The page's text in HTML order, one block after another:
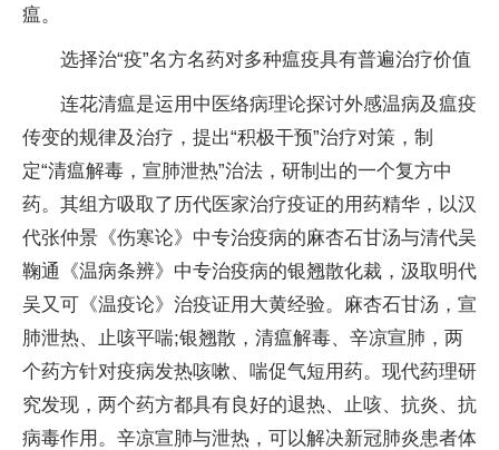
瘟。
选择治“疫”名方名药对多种瘟疫具有普遍治疗价值
连花清瘟是运用中医络病理论探讨外感温病及瘟疫
传变的规律及治疗，提出“积极干预”治疗对策，制
定“清瘟解毒，宣肺泄热”治法，研制出的一个复方中
药。其组方吸取了历代医家治疗疫证的用药精华，以汉
代张仲景《伤寒论》中专治疫病的麻杏石甘汤与清代吴
鞠通《温病条辨》中专治疫病的银翘散化裁，汲取明代
吴又可《温疫论》治疫证用大黄经验。麻杏石甘汤，宣
肺泄热、止咳平喘;银翘散，清瘟解毒、辛凉宣肺，两
个药方针对疫病发热咳嗽、喘促气短用药。现代药理研
究发现，两个药方都具有良好的退热、止咳、抗炎、抗
病毒作用。辛凉宣肺与泄热，可以解决新冠肺炎患者体